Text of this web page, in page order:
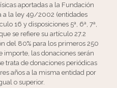
aportadas a la Fundación
a la ley 49/2002 (entidades
16 y disposiciones 5ª, 6ª, 7ª,
se refiere su artículo 27.2
del 80% para los primeros 250
importe, las donaciones serán
trata de donaciones periódicas
años a la misma entidad por
o superior.